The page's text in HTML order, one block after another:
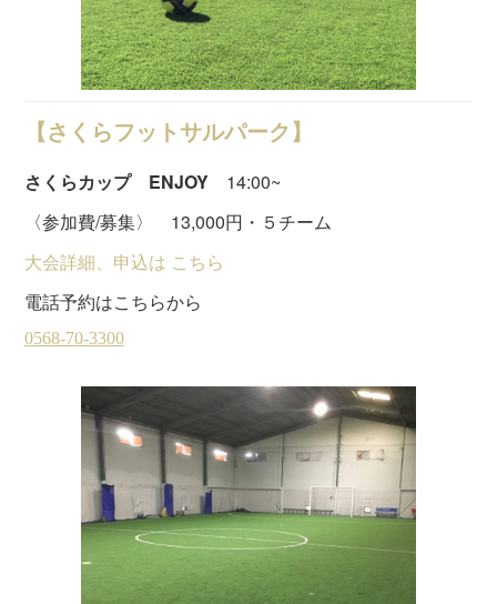
【さくらフットサルパーク】
さくらカップ ENJOY 14:00~
〈参加費/募集〉 13,000円・５チーム
大会詳細、申込は こちら
電話予約はこちらから